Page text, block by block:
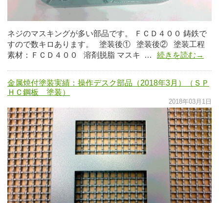
ネジのマスキングが多い部品です。 ＦＣＤ４００ 鋳鉄で
すので数キロあります。 塗装後① 塗装後② 塗装工程
素材：ＦＣＤ４００ 溶剤脱脂 マスキ …
続きを読む→
金属焼付塗装実績：操作デスク部品（2018年3月）（ＳＰ
ＨＣ鋼板 塗装）
2018年03月1日